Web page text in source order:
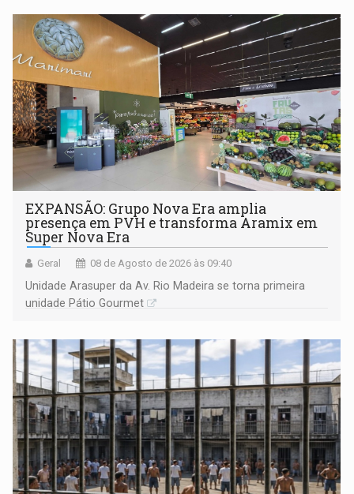
EXPANSÃO: Grupo Nova Era amplia
presença em PVH e transforma Aramix em
Super Nova Era
Geral 08 de Agosto de 2026 às 09:40
Unidade Arasuper da Av. Rio Madeira se torna primeira
unidade Pátio Gourmet